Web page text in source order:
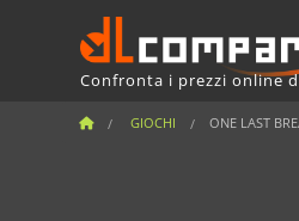
Confronta i prezzi online
GIOCHI ONE LAST